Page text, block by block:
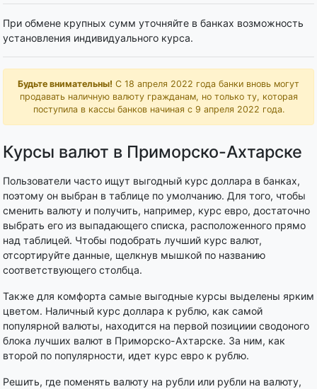
При обмене крупных сумм уточняйте в банках возможность
установления индивидуального курса.
Будьте внимательны! С 18 апреля 2022 года банки вновь могут
продавать наличную валюту гражданам, но только ту, которая
поступила в кассы банков начиная с 9 апреля 2022 года.
Курсы валют в Приморско-Ахтарске
Пользователи часто ищут выгодный курс доллара в банках,
поэтому он выбран в таблице по умолчанию. Для того, чтобы
сменить валюту и получить, например, курс евро, достаточно
выбрать его из выпадающего списка, расположенного прямо
над таблицей. Чтобы подобрать лучший курс валют,
отсортируйте данные, щелкнув мышкой по названию
соответствующего столбца.
Также для комфорта самые выгодные курсы выделены ярким
цветом. Наличный курс доллара к рублю, как самой
популярной валюты, находится на первой позициии сводоного
блока лучших валют в Приморско-Ахтарске. За ним, как
второй по популярности, идет курс евро к рублю.
Решить, где поменять валюту на рубли или рубли на валюту,